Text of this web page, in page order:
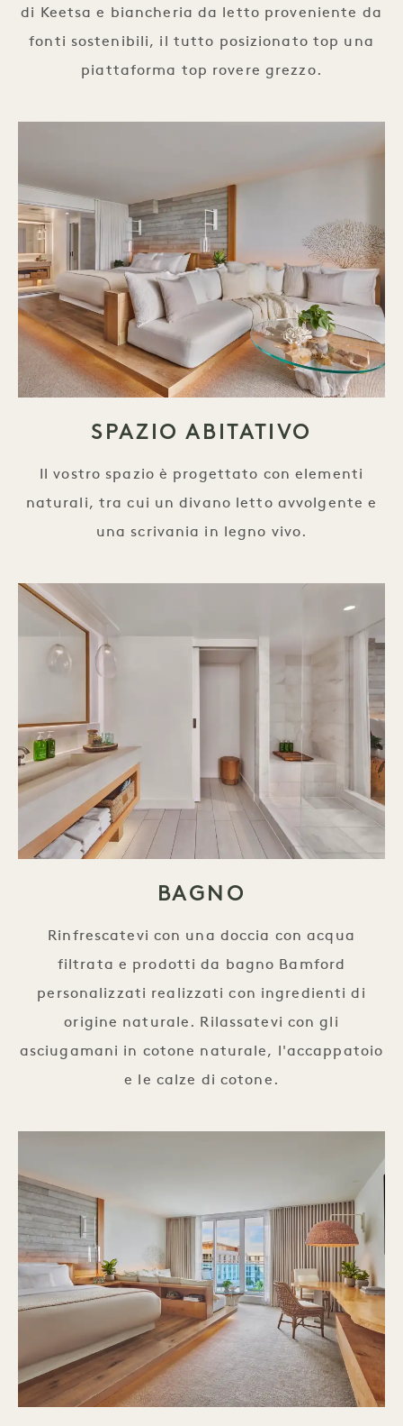
di Keetsa e biancheria da letto proveniente da
fonti sostenibili, il tutto posizionato top una
piattaforma top rovere grezzo.
SPAZIO ABITATIVO
Il vostro spazio è progettato con elementi
naturali, tra cui un divano letto avvolgente e
una scrivania in legno vivo.
BAGNO
Rinfrescatevi con una doccia con acqua
filtrata e prodotti da bagno Bamford
personalizzati realizzati con ingredienti di
origine naturale. Rilassatevi con gli
asciugamani in cotone naturale, l'accappatoio
e le calze di cotone.